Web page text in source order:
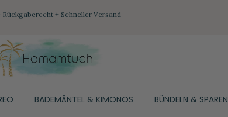
Rückgaberecht + Schneller Versand
BADEMÄNTEL & KIMONOS BÜNDELN & SPAREN